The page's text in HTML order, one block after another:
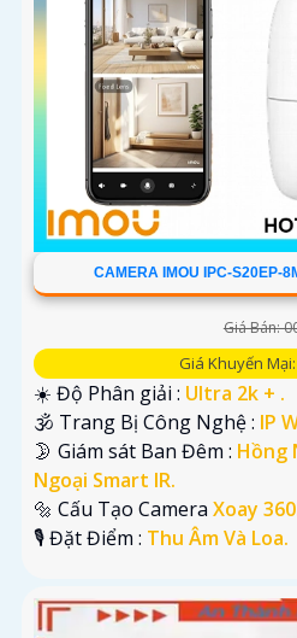
CAMERA IMOU IPC-S20EP-
Giá Bán:
Giá Khuyến
☀️ Độ Phân giải : Ultra 2k + .
🕉️ Trang Bị Công Nghệ : IP
🌛 Giám sát Ban Đêm : Hồng
Ngoại Smart IR.
🔩 Cấu Tạo Camera Xoay
️🎙 Đặt Điểm : Thu Âm Và Loa.